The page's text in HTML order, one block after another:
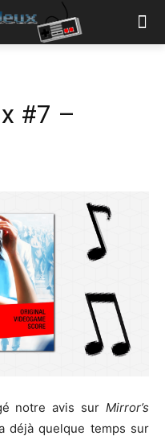
#7 –
notre avis sur Mirror’s
déjà quelque temps sur